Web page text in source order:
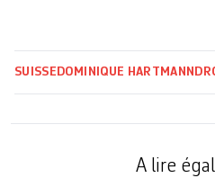
SUISSE DOMINIQUE HARTMANN
A lire